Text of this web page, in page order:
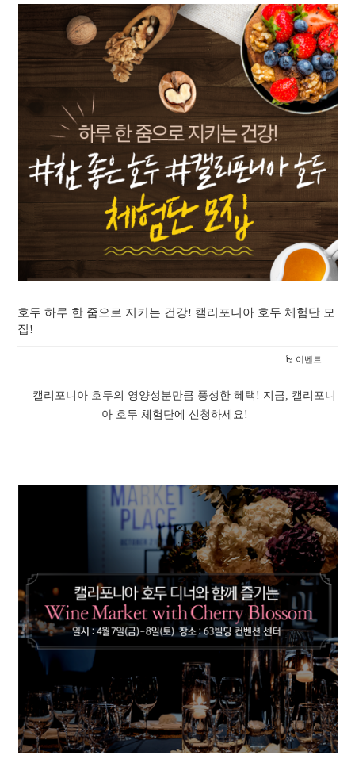
호두 하루 한 줌으로 지키는 건강! 캘리포니아 호두 체험단 모
집!
이벤트
캘리포니아 호두의 영양성분만큼 풍성한 혜택! 지금, 캘리포니
아 호두 체험단에 신청하세요!